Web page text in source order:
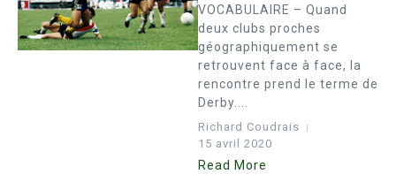
VOCABULAIRE – Quand
deux clubs proches
géographiquement se
retrouvent face à face, la
rencontre prend le terme de
Derby....
Richard Coudrais
15 avril 2020
Read More